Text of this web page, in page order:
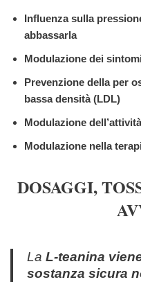
Influenza sulla
abbassarla
Modulazione dei
Prevenzione della per
bassa densità (LDL)
Modulazione
Modulazione nella
DOSAGGI,
La L-teanina
sostanza sicura